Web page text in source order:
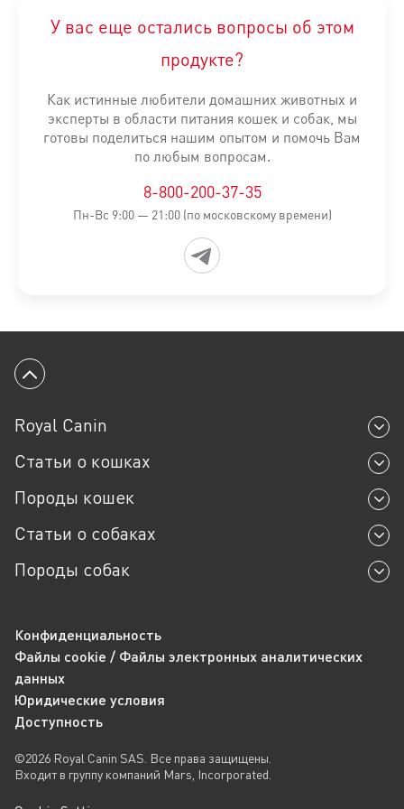
26-28 кг Низкий 308-325 г
Нормальный
Повышенный
Нормальный
38-40 кг Низкий
Нормальный
Повышенный
У вас еще остались вопросы об этом
продукте?
Как истинные любители домашних животных и
эксперты в области питания кошек и собак, мы
готовы поделиться нашим опытом и помочь Вам
по любым вопросам.
8-800-200-37-35
Пн-Вс 9:00 — 21:00 (по московскому времени)
Вернуться к началу
Royal Canin
Статьи о кошках
Породы кошек
Статьи о собаках
Породы собак
Конфиденциальность
Файлы cookie / Файлы электронных аналитических
данных
Юридические условия
Доступность
©2026 Royal Canin SAS. Все права защищены.
Входит в группу компаний Mars, Incorporated.